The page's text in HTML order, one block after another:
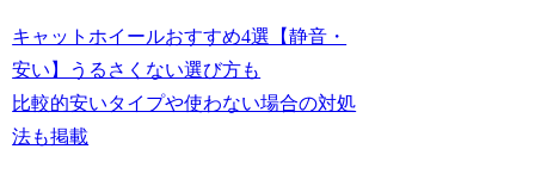
キャットホイールおすすめ4選【静音・
安い】うるさくない選び方も
比較的安いタイプや使わない場合の対処
法も掲載